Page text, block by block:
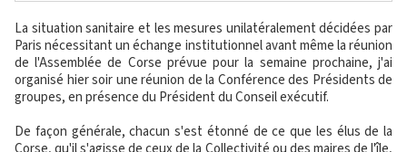
La situation sanitaire et les mesures unilatéralement décidées par
Paris nécessitant un échange institutionnel avant même la réunion
de l'Assemblée de Corse prévue pour la semaine prochaine, j'ai
organisé hier soir une réunion de la Conférence des Présidents de
groupes, en présence du Président du Conseil exécutif.
De façon générale, chacun s'est étonné de ce que les élus de la